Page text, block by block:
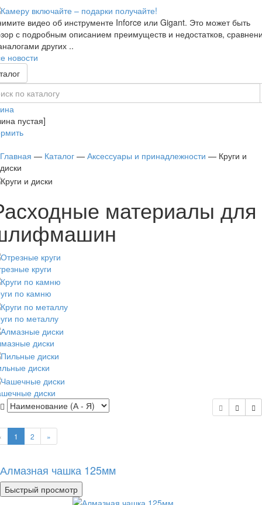
видео об инструменте Inforce или Gigant. Это может быть
с подробным описанием преимуществ и недостатков,
других ..
новости
пустая]
Главная — Каталог — Аксессуары и принадлежности — Круги и
диски
материалы для
круги
по камню
по металлу
диски
диски
диски
1 2 »
Алмазная чашка 125мм
Быстрый просмотр